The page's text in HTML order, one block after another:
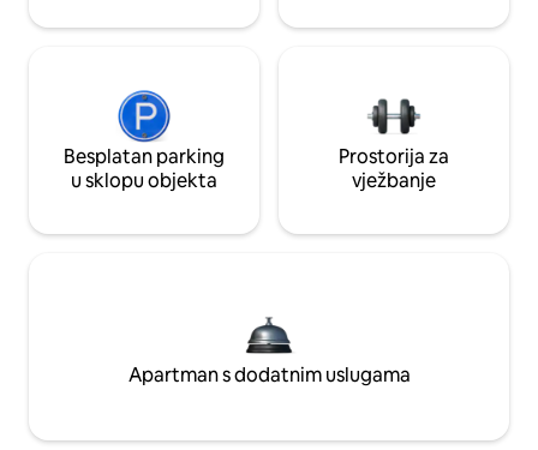
Besplatan parking
u sklopu objekta
Prostorija za
vježbanje
Apartman s dodatnim uslugama